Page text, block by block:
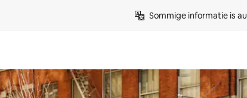
Sommige informatie is